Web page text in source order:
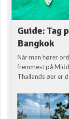
Guide: Tag
Bangkok
Når man hører
fremmest på
Thailands øer er